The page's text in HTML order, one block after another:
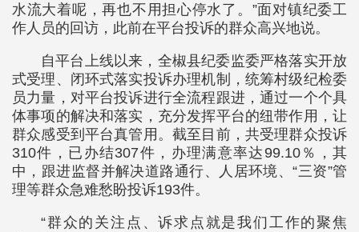
水流大着呢，再也不用担心停水了。”面对镇纪委工
作人员的回访，此前在平台投诉的群众高兴地说。
自平台上线以来，全椒县纪委监委严格落实开放
式受理、闭环式落实投诉办理机制，统筹村级纪检委
员力量，对平台投诉进行全流程跟进，通过一个个具
体事项的解决和落实，充分发挥平台的纽带作用，让
群众感受到平台真管用。截至目前，共受理群众投诉
310件，已办结307件，办理满意率达99.10％，其
中，跟进监督并解决道路通行、人居环境、“三资”管
理等群众急难愁盼投诉193件。
“群众的关注点、诉求点就是我们工作的聚焦